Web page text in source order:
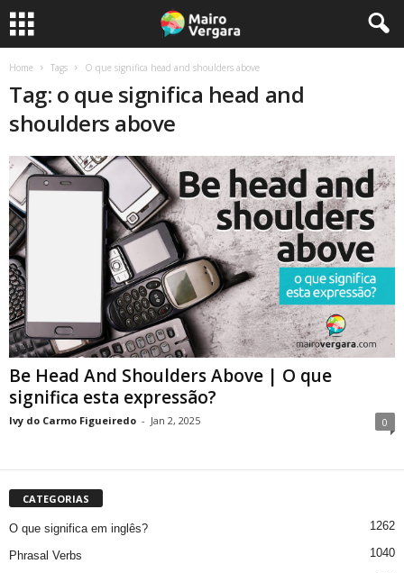
Home Tags O que significa head and shoulders above
Tag: o que significa head and
shoulders above
Be Head And Shoulders Above | O que
significa esta expressão?
Ivy do Carmo Figueiredo - Jan 2, 2025 0
CATEGORIAS
O que significa em inglês? 1262
Phrasal Verbs 1040